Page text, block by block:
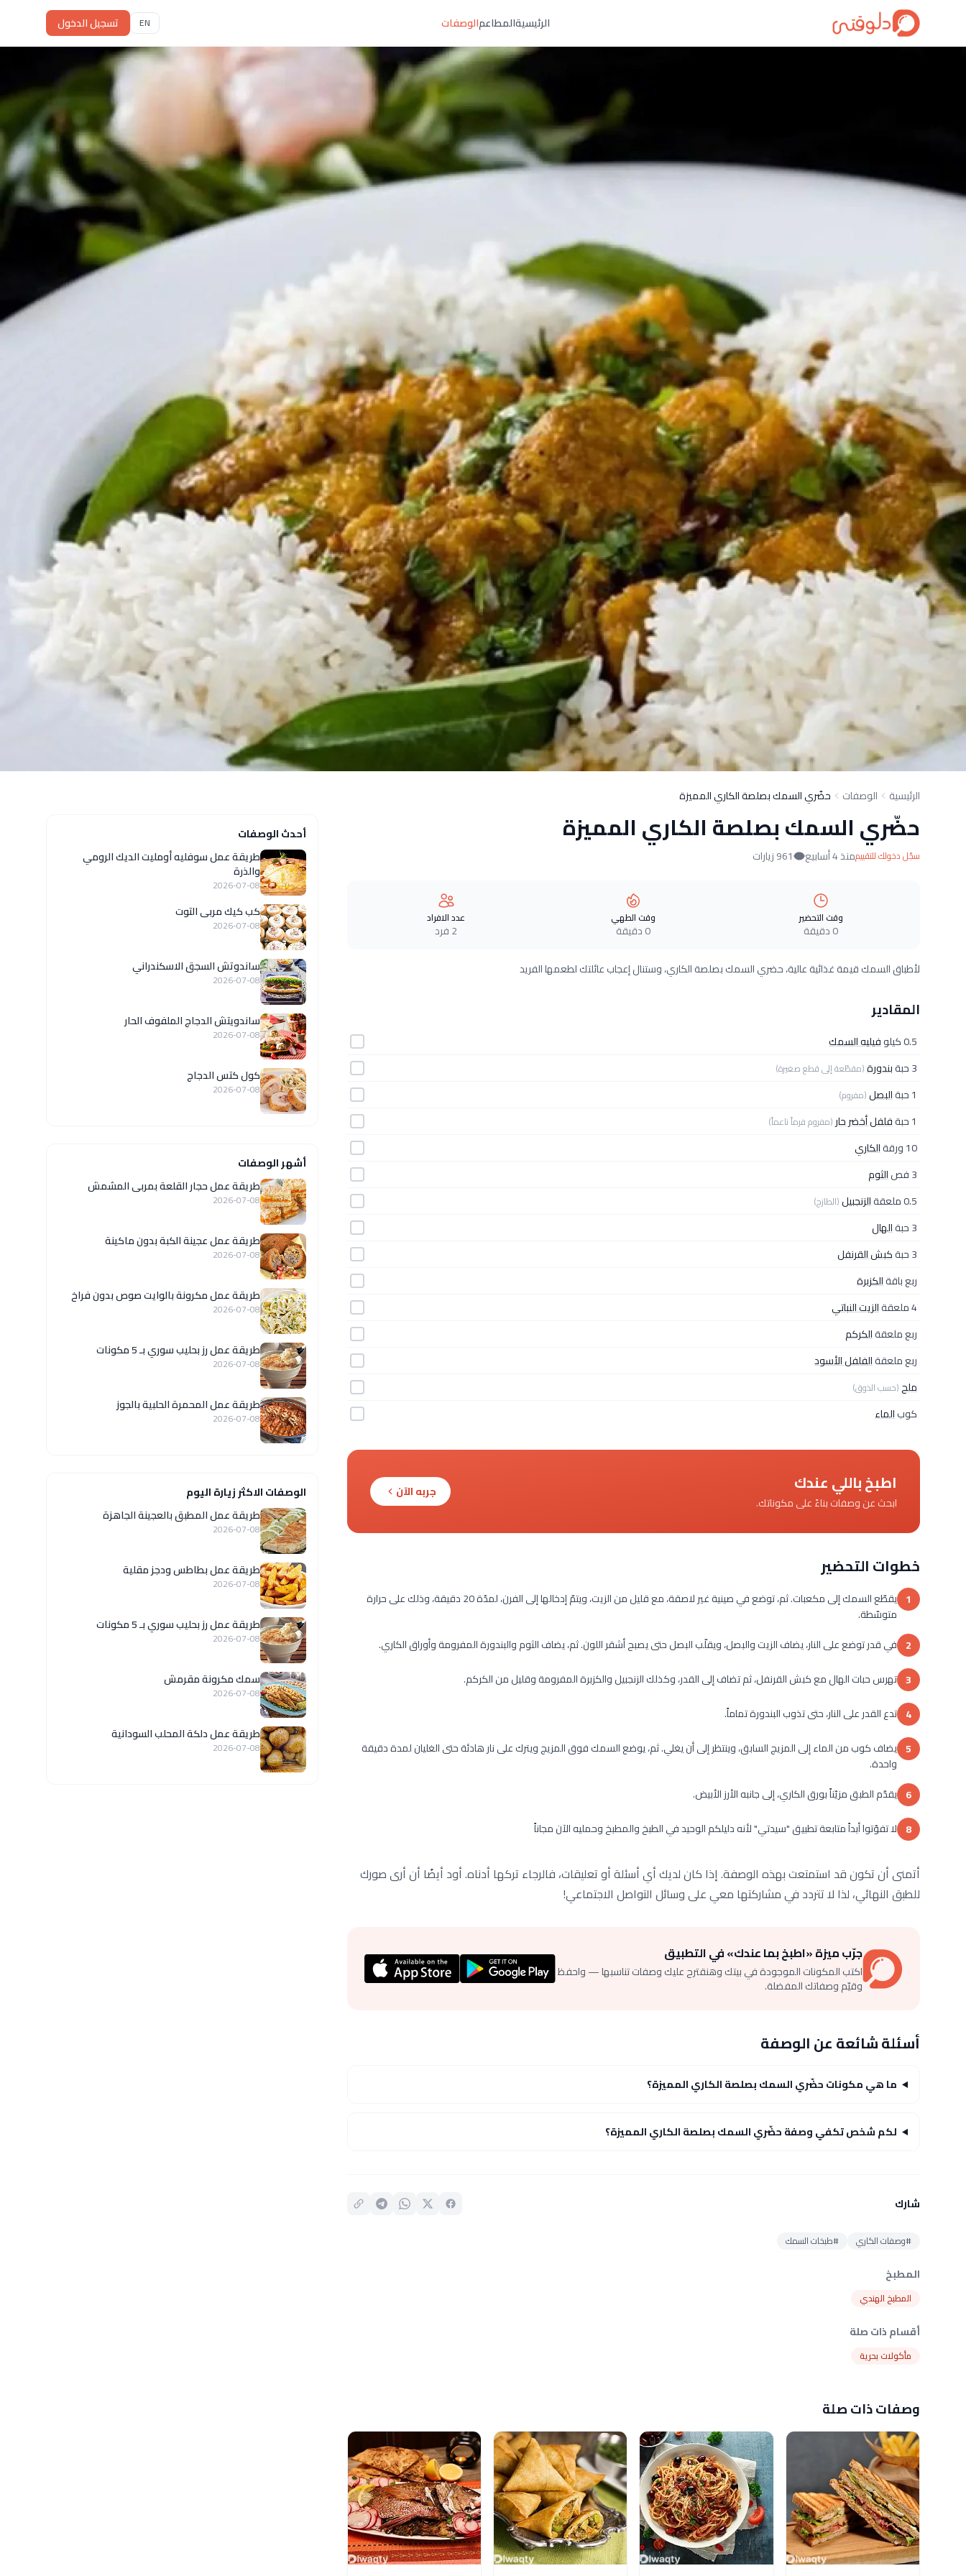
الرئيسيةالمطاعمالوصفات EN تسجيل الدخول
الرئيسية الوصفات حضّري السمك بصلصة الكاري المميزة
حضّري السمك بصلصة الكاري المميزة
سجّل دخولك للتقييممنذ 4 أسابيع 961 زيارات
وقت التحضير
0 دقيقة
وقت الطهي
0 دقيقة
عدد الافراد
2 فرد
لأطباق السمك قيمة غذائية عالية، حضري السمك بصلصة الكاري، وستنال إعجاب عائلتك لطعمها الفريد
المقادير
0.5 كيلو
فيليه السمك
3 حبة
بندورة(مقطّعة إلى قطع صغيرة)
1 حبة البصل(مفروم)
1 حبة فلفل أخضر حار (مفروم فرماً ناعماً)
10 ورقة
الكاري
3 فص
الثوم
0.5 ملعقة
الزنجبيل(الطازج)
3 حبة
الهال
3 حبة
كبش القرنفل
ربع باقةالكزبرة
4 ملعقة
الزيت النباتي
ربع ملعقةالكركم
ربع ملعقةالفلفل الأسود
ملح(حسب الذوق)
كوبالماء
اطبخ باللي عندك
ابحث عن وصفات بناءً على مكوناتك.
جربه الآن
خطوات التحضير
1
يقطّع السمك إلى مكعبات. ثم، توضع في صينية غير لاصقة، مع قليل من الزيت، ويتمّ إدخالها إلى الفرن، لمدّة 20 دقيقة، وذلك على حرارة
متوسّطة.
2 في قدر توضع على النار، يضاف الزيت والبصل، ويقلّب البصل حتى يصبح أشقر اللون. ثم، يضاف الثوم والبندورة المفرومة وأوراق الكاري.
3 تهرس حبات الهال مع كبش القرنفل، ثم تضاف إلى القدر، وكذلك الزنجبيل والكزبرة المفرومة وقليل من الكركم.
4 تدع القدر على النار، حتى تذوب البندورة تماماً.
5 يضاف كوب من الماء إلى المزيج السابق، وينتظر إلى أن يغلي. ثم، يوضع السمك فوق المزيج ويترك على نار هادئة حتى الغليان لمدة دقيقة
واحدة.
6 يقدّم الطبق مزيّناً بورق الكاري، إلى جانبه الأرز الأبيض.
8 لا تفوّتوا أبداً متابعة تطبيق "سيدتي" لأنه دليلكم الوحيد في الطبخ والمطبخ وحمليه الآن مجاناً
أتمنى أن تكون قد استمتعت بهذه الوصفة. إذا كان لديك أي أسئلة أو تعليقات، فالرجاء تركها أدناه. أود أيضًا أن أرى صورك
للطبق النهائي، لذا لا تتردد في مشاركتها معي على وسائل التواصل الاجتماعي!
جرّب ميزة «اطبخ بما عندك» في التطبيق
اكتب المكونات الموجودة في بيتك وهنقترح عليك وصفات تناسبها — واحفظ
وقيّم وصفاتك المفضلة.
أسئلة شائعة عن الوصفة
ما هي مكونات حضّري السمك بصلصة الكاري المميزة؟
لكم شخص تكفي وصفة حضّري السمك بصلصة الكاري المميزة؟
شارك
#وصفات الكاري #طبخات السمك
المطبخ
المطبخ الهندي
أقسام ذات صلة
مأكولات بحرية
وصفات ذات صلة
أحدث الوصفات
طريقة عمل سوفليه أومليت الديك الرومي
والذرة
2026-07-08
كب كيك مربى التوت
2026-07-08
ساندوتش السجق الاسكندراني
2026-07-08
ساندويتش الدجاج الملفوف الحار
2026-07-08
كول كتس الدجاج
2026-07-08
أشهر الوصفات
طريقة عمل حجار القلعة بمربى المشمش
2026-07-08
طريقة عمل عجينة الكبة بدون ماكينة
2026-07-08
طريقة عمل مكرونة بالوايت صوص بدون فراخ
2026-07-08
طريقة عمل رز بحليب سوري بـ 5 مكونات
2026-07-08
طريقة عمل المحمرة الحلبية بالجوز
2026-07-08
الوصفات الاكثر زيارة اليوم
طريقة عمل المطبق بالعجينة الجاهزة
2026-07-08
طريقة عمل بطاطس ودجز مقلية
2026-07-08
طريقة عمل رز بحليب سوري بـ 5 مكونات
2026-07-08
سمك مكرونة مقرمش
2026-07-08
طريقة عمل دلكة المحلب السودانية
2026-07-08